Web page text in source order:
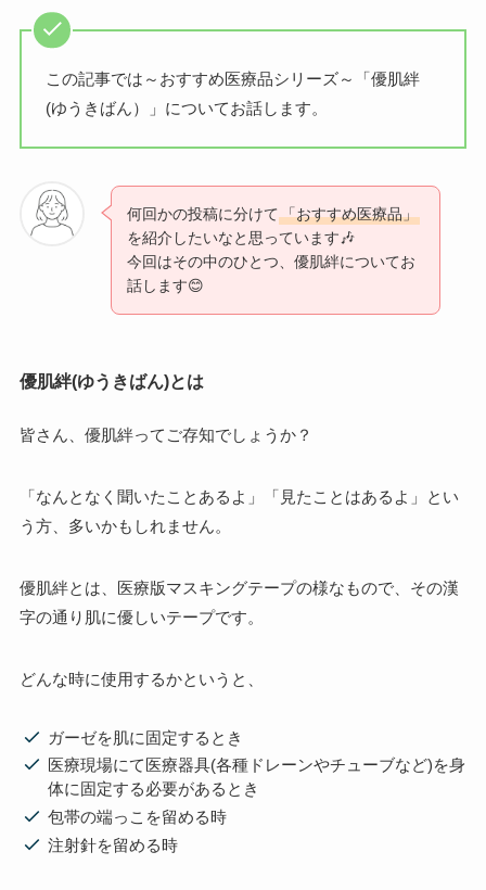
この記事では～おすすめ医療品シリーズ～「優肌絆
(ゆうきばん）」についてお話します。
何回かの投稿に分けて「おすすめ医療品」
を紹介したいなと思っています🎶
今回はその中のひとつ、優肌絆についてお
話します😊
優肌絆(ゆうきばん)とは
皆さん、優肌絆ってご存知でしょうか？
「なんとなく聞いたことあるよ」「見たことはあるよ」とい
う方、多いかもしれません。
優肌絆とは、医療版マスキングテープの様なもので、その漢
字の通り肌に優しいテープです。
どんな時に使用するかというと、
ガーゼを肌に固定するとき
医療現場にて医療器具(各種ドレーンやチューブなど)を身
体に固定する必要があるとき
包帯の端っこを留める時
注射針を留める時